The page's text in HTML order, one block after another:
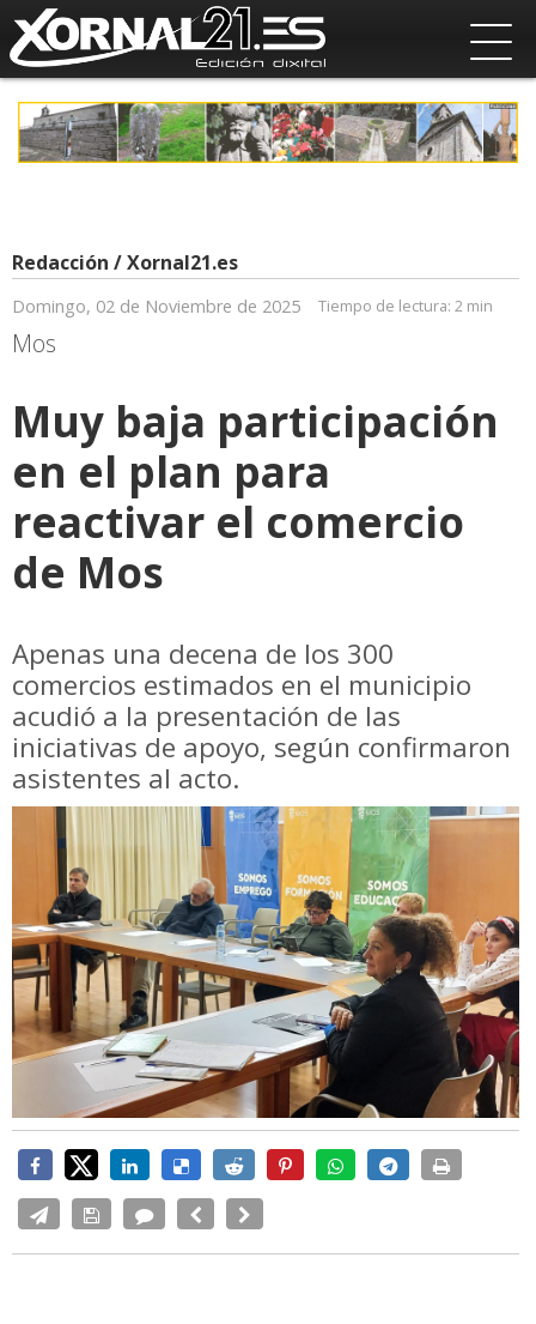
Redacción / Xornal21.es
Domingo, 02 de Noviembre de 2025 Tiempo de lectura: 2 min
Mos
Muy baja participación
en el plan para
reactivar el comercio
de Mos
Apenas una decena de los 300
comercios estimados en el municipio
acudió a la presentación de las
iniciativas de apoyo, según confirmaron
asistentes al acto.